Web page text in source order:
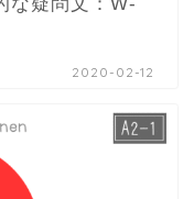
2020-02-12